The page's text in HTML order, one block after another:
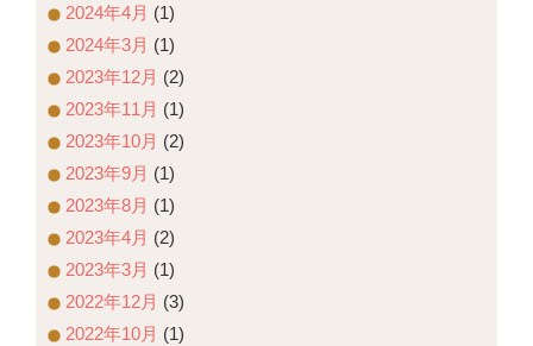
2024年4月 (1)
2024年3月 (1)
2023年12月 (2)
2023年11月 (1)
2023年10月 (2)
2023年9月 (1)
2023年8月 (1)
2023年4月 (2)
2023年3月 (1)
2022年12月 (3)
2022年10月 (1)